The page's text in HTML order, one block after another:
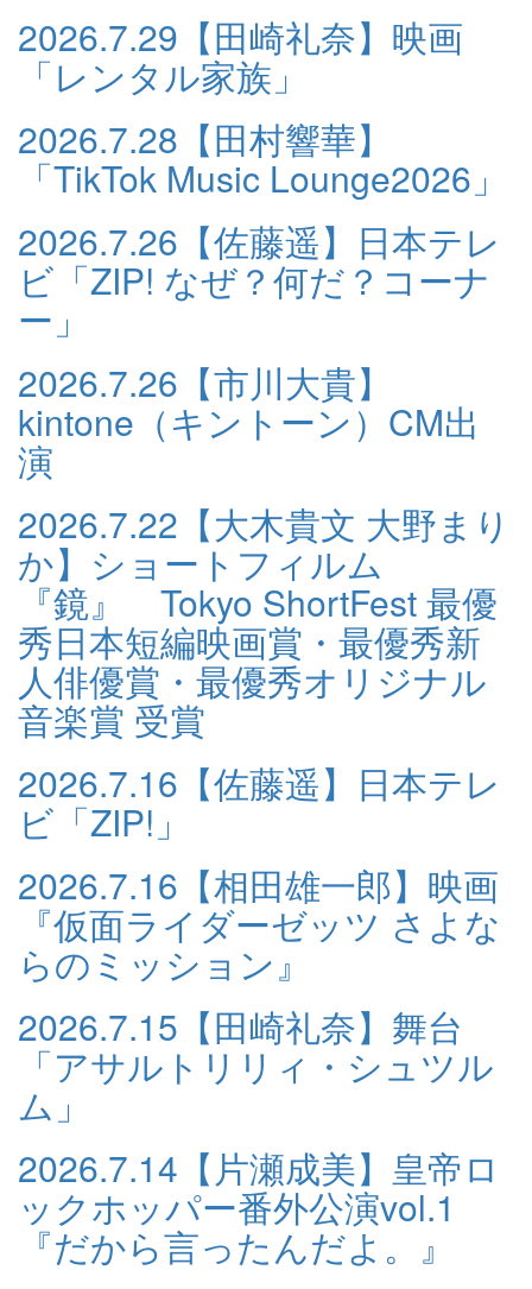
2026.7.29 【田崎礼奈】映画
「レンタル家族」
2026.7.28 【田村響華】
「TikTok Music Lounge2026」
2026.7.26 【佐藤遥】日本テレ
ビ「ZIP! なぜ？何だ？コーナ
ー」
2026.7.26 【市川大貴】
kintone（キントーン）CM出
演
2026.7.22 【大木貴文 大野まり
か】ショートフィルム
『鏡』 Tokyo ShortFest 最優
秀日本短編映画賞・最優秀新
人俳優賞・最優秀オリジナル
音楽賞 受賞
2026.7.16 【佐藤遥】日本テレ
ビ「ZIP!」
2026.7.16 【相田雄一郎】映画
『仮面ライダーゼッツ さよな
らのミッション』
2026.7.15 【田崎礼奈】舞台
「アサルトリリィ・シュツル
ム」
2026.7.14 【片瀬成美】皇帝ロ
ックホッパー番外公演vol.1
『だから言ったんだよ。』